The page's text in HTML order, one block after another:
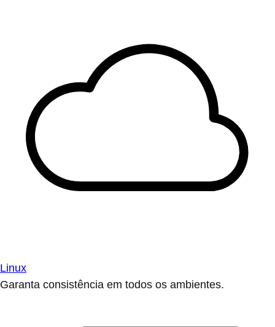
Linux
Garanta consistência em todos os ambientes.